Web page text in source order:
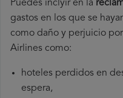
Puedes inclyir en la
gastos en los que se
como daño y perjuicio
Airlines como:
hoteles perdidos en
espera,